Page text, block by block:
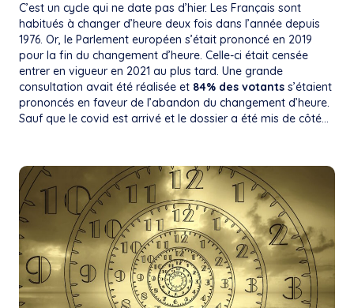
C’est un cycle qui ne date pas d’hier. Les Français sont
habitués à changer d’heure deux fois dans l’année depuis
1976. Or, le Parlement européen s’était prononcé en 2019
pour la fin du changement d’heure. Celle-ci était censée
entrer en vigueur en 2021 au plus tard. Une grande
consultation avait été réalisée et 84% des votants s’étaient
prononcés en faveur de l’abandon du changement d’heure.
Sauf que le covid est arrivé et le dossier a été mis de côté…